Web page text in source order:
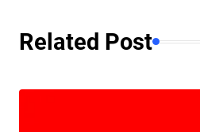
Related Post